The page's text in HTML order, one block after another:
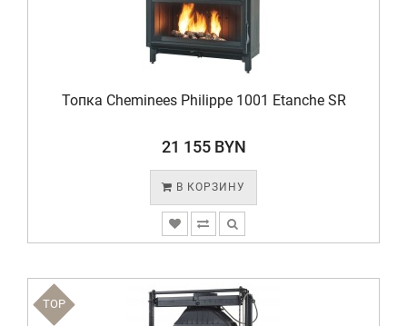
Топка Cheminees Philippe 1001 Etanche SR
21 155 BYN
В КОРЗИНУ
TOP